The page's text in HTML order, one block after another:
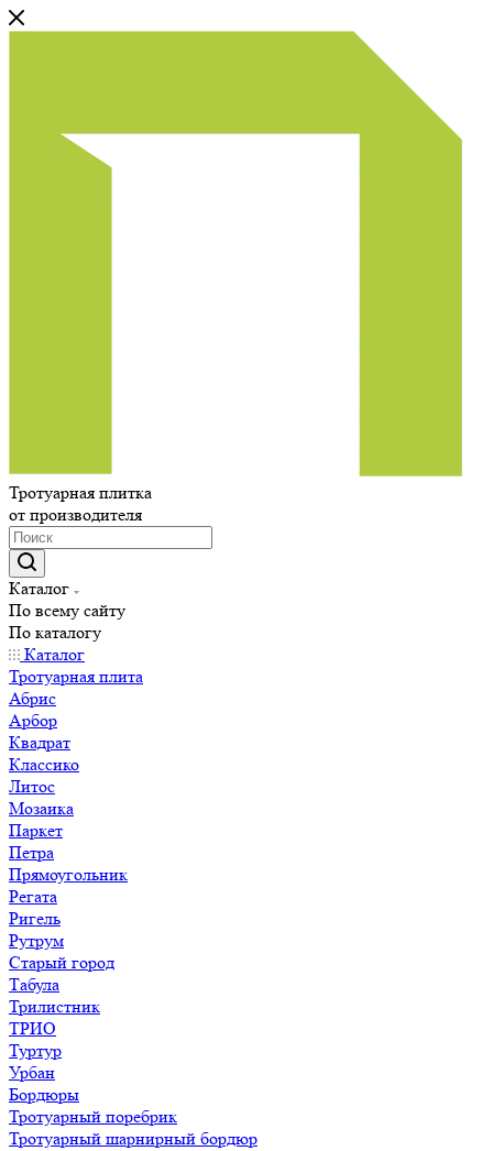
Тротуарная плитка
от производителя
Каталог
По всему сайту
По каталогу
Каталог
Тротуарная плита
Абрис
Арбор
Квадрат
Классико
Литос
Мозаика
Паркет
Петра
Прямоугольник
Регата
Ригель
Рутрум
Старый город
Табула
Трилистник
ТРИО
Туртур
Урбан
Бордюры
Тротуарный поребрик
Тротуарный шарнирный бордюр